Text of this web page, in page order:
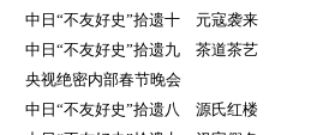
中日“不友好史”拾遗十 元寇袭来
中日“不友好史”拾遗九 茶道茶艺
央视绝密内部春节晚会
中日“不友好史”拾遗八 源氏红楼